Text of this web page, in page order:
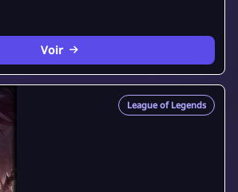
Voir
League of Legends